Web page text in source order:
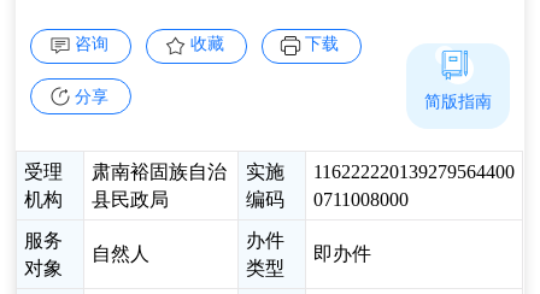
咨询 收藏 下载
分享
受理
机构
肃南裕固族自治
县民政局
实施
编码
116222220139279564400
0711008000
服务
对象
自然人
办件
类型
即办件
简版指南